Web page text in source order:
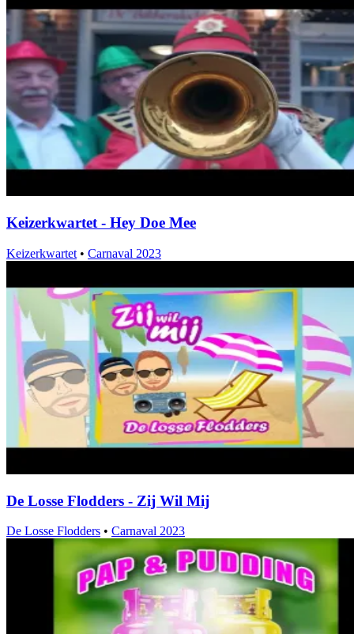
Keizerkwartet - Hey Doe Mee
Keizerkwartet • Carnaval 2023
De Losse Flodders - Zij Wil Mij
De Losse Flodders • Carnaval 2023